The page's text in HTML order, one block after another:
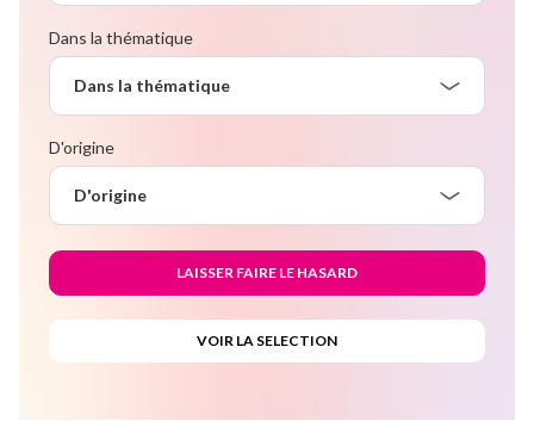
Dans la thématique
Dans la thématique
D'origine
D'origine